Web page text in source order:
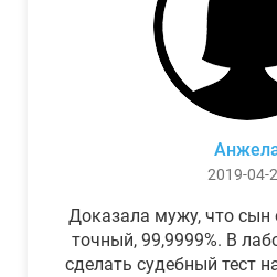
2019-04-
Доказала мужу, что сын
точный, 99,9999%. В
сделать судебный тест